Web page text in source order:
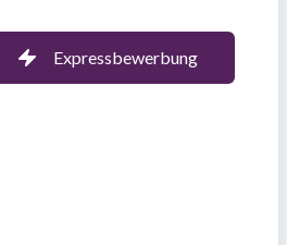
Expressbewerbung